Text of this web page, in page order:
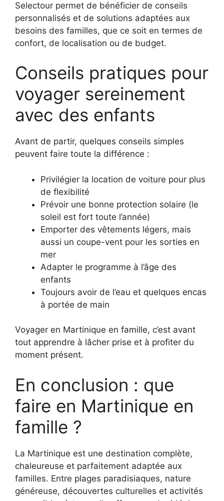
Selectour permet de bénéficier de conseils
personnalisés et de solutions adaptées aux
besoins des familles, que ce soit en termes de
confort, de localisation ou de budget.
Conseils pratiques pour
voyager sereinement
avec des enfants
Avant de partir, quelques conseils simples
peuvent faire toute la différence :
Privilégier la location de voiture pour plus
de flexibilité
Prévoir une bonne protection solaire (le
soleil est fort toute l’année)
Emporter des vêtements légers, mais
aussi un coupe-vent pour les sorties en
mer
Adapter le programme à l’âge des
enfants
Toujours avoir de l’eau et quelques encas
à portée de main
Voyager en Martinique en famille, c’est avant
tout apprendre à lâcher prise et à profiter du
moment présent.
En conclusion : que
faire en Martinique en
famille ?
La Martinique est une destination complète,
chaleureuse et parfaitement adaptée aux
familles. Entre plages paradisiaques, nature
généreuse, découvertes culturelles et activités